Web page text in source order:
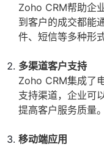
Zoho CRM帮助企
到客户的成交都能
件、短信等多种形
多渠道客户支持
Zoho CRM集成了
支持渠道，企业可
提高客户服务质量。
移动端应用